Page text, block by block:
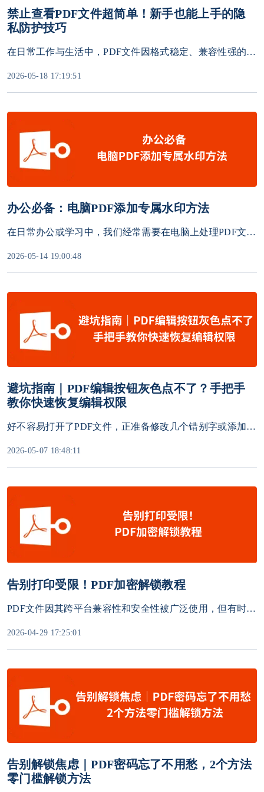
禁止查看PDF文件超简单！新手也能上手的隐
私防护技巧
在日常工作与生活中，PDF文件因格式稳定、兼容性强的特点，成为承载重要信息的常用载体。但当文件涉及商业机密、个人隐私或敏感数据时，如何防止他人随意查看，就成了亟待解决的问题。本文将介绍三种简单有效的方法，帮您轻松守护PDF文件的安全性。
2026-05-18 17:19:51
办公必备：电脑PDF添加专属水印方法
在日常办公或学习中，我们经常需要在电脑上处理PDF文件。无论是合同、标书、方案还是个人作品集，给PDF添加专属水印都是防止文件被盗用、泄露或被篡改的有效手段。本文将详细讲解多种为PDF添加专属水印的方法。
2026-05-14 19:00:48
避坑指南｜PDF编辑按钮灰色点不了？手把手
教你快速恢复编辑权限
好不容易打开了PDF文件，正准备修改几个错别字或添加一段文字，却发现编辑菜单里所有选项都是灰色的，根本点不了。这种情况是不是让你很抓狂？别急，这不是你的电脑出了问题，而是有特定的原因。本文将为你详细解析原因并给出完整的解决方法。
2026-05-07 18:48:11
告别打印受限！PDF加密解锁教程
PDF文件因其跨平台兼容性和安全性被广泛使用，但有时会遇到加密后无法打印的问题。无论是作者设置了打印权限限制，还是文件受密码保护，本文将提供多种解决方案，帮助你顺利打印受保护的PDF文件。
2026-04-29 17:25:01
告别解锁焦虑｜PDF密码忘了不用愁，2个方法
零门槛解锁方法